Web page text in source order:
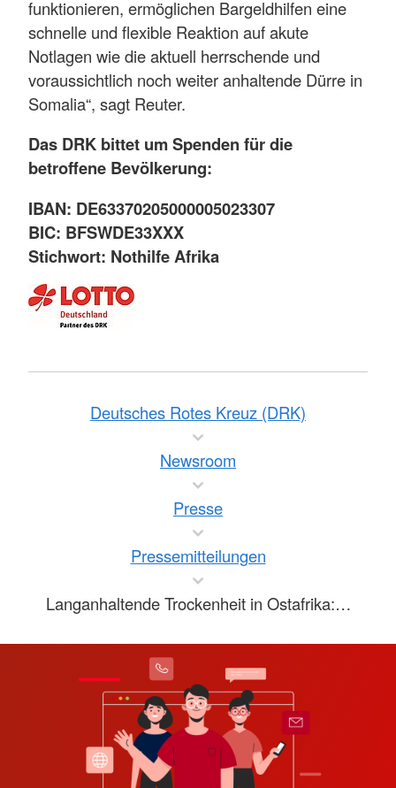
funktionieren, ermöglichen Bargeldhilfen eine
schnelle und flexible Reaktion auf akute
Notlagen wie die aktuell herrschende und
voraussichtlich noch weiter anhaltende Dürre in
Somalia“, sagt Reuter.
Das DRK bittet um Spenden für die
betroffene Bevölkerung:
IBAN: DE63370205000005023307
BIC: BFSWDE33XXX
Stichwort: Nothilfe Afrika
Deutsches Rotes Kreuz (DRK)
Newsroom
Presse
Pressemitteilungen
Langanhaltende Trockenheit in Ostafrika:…